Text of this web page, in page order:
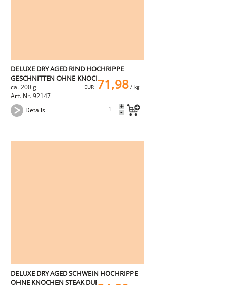
DELUXE DRY AGED RIND HOCHRIPPE
GESCHNITTEN OHNE KNOCHEN
ca. 200 g
Art. Nr. 92147
EUR 71,98/ kg
Details +
-
DELUXE DRY AGED SCHWEIN HOCHRIPPE
OHNE KNOCHEN STEAK DUROC